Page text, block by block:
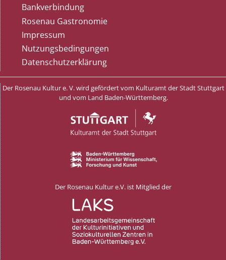
Bankverbindung
Rosenau Gastronomie
Impressum
Nutzungsbedingungen
Datenschutzerklärung
Der Rosenau Kultur e. V. wird gefördert vom Kulturamt der Stadt Stuttgart
und vom Land Baden-Württemberg.
Der Rosenau Kultur e.V. ist Mitglied der